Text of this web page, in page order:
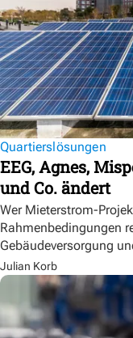
Quartierslösungen
EEG, Agnes,
und Co. ändert
Wer Mieterstrom-
Rahmenbedingungen
Gebäudeversorgung
Julian Korb